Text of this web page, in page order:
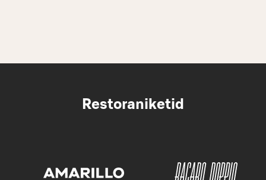
Restoraniketid